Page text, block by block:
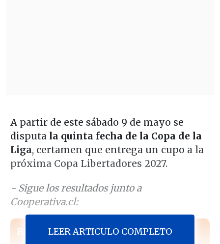
A partir de este sábado 9 de mayo se
disputa la quinta fecha de la Copa de la
Liga, certamen que entrega un cupo a la
próxima Copa Libertadores 2027.
- Sigue los resultados junto a
Cooperativa.cl:
Revisa también
LEER ARTICULO COMPLETO